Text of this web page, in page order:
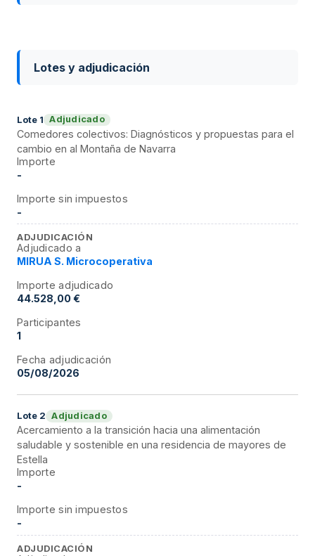
Lotes y adjudicación
Lote 1 Adjudicado
Comedores colectivos: Diagnósticos y propuestas para el
cambio en al Montaña de Navarra
Importe
-
Importe sin impuestos
-
ADJUDICACIÓN
Adjudicado a
MIRUA S. Microcoperativa
Importe adjudicado
44.528,00 €
Participantes
1
Fecha adjudicación
05/08/2026
Lote 2 Adjudicado
Acercamiento a la transición hacia una alimentación
saludable y sostenible en una residencia de mayores de
Estella
Importe
-
Importe sin impuestos
-
ADJUDICACIÓN